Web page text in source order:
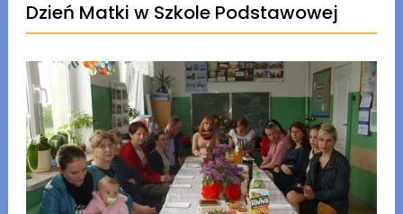
Dzień Matki w Szkole Podstawowej